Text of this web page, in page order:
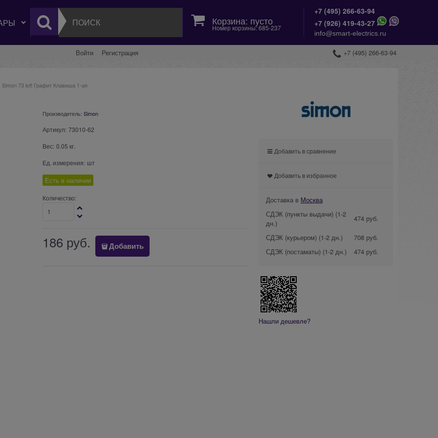
Корзина: пусто
Номер корзины: 685-237
+7 (495) 266-63-94
+7 (926) 419-43-27
info@smart-electrics.ru
Войти Регистрация +7 (495) 266-63-94
Simon 73 loft Графит Клавиша 1-ая
Производитель: Simon
Артикул: 73010-62
Вес: 0.05 кг.
Ед. измерения: шт
Есть в наличии
Количество:
186 руб. Добавить
Добавить в сравнение
Добавить в избранное
Доставка в Москва
СДЭК (пункты выдачи) (1-2
дн.)
474 руб.
СДЭК (курьером) (1-2 дн.)
708 руб.
СДЭК (постаматы) (1-2 дн.) 474 руб.
Нашли дешевле?